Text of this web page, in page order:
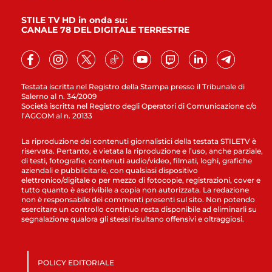
Testata iscritta nel Registro della Stampa presso il Tribunale di
Salerno al n. 34/2009
Società iscritta nel Registro degli Operatori di Comunicazione c/o
l’AGCOM al n. 20133
STILE TV HD in onda su:
CANALE 78 DEL DIGITALE TERRESTRE
La riproduzione dei contenuti giornalistici della testata STILETV è
riservata. Pertanto, è vietata la riproduzione e l’uso, anche parziale,
di testi, fotografie, contenuti audio/video, filmati, loghi, grafiche
aziendali e pubblicitarie, con qualsiasi dispositivo
elettronico/digitale o per mezzo di fotocopie, registrazioni, cover e
tutto quanto è ascrivibile a copia non autorizzata. La redazione
non è responsabile dei commenti presenti sul sito. Non potendo
esercitare un controllo continuo resta disponibile ad eliminarli su
segnalazione qualora gli stessi risultano offensivi e oltraggiosi.
POLICY EDITORIALE